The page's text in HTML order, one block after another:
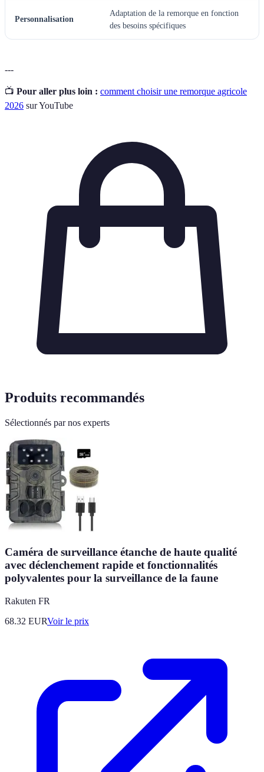
Personnalisation
Adaptation de la remorque en fonction
des besoins spécifiques
---
📺 Pour aller plus loin : comment choisir une remorque agricole
2026 sur YouTube
Produits recommandés
Sélectionnés par nos experts
Caméra de surveillance étanche de haute qualité
avec déclenchement rapide et fonctionnalités
polyvalentes pour la surveillance de la faune
Rakuten FR
68.32 EURVoir le prix